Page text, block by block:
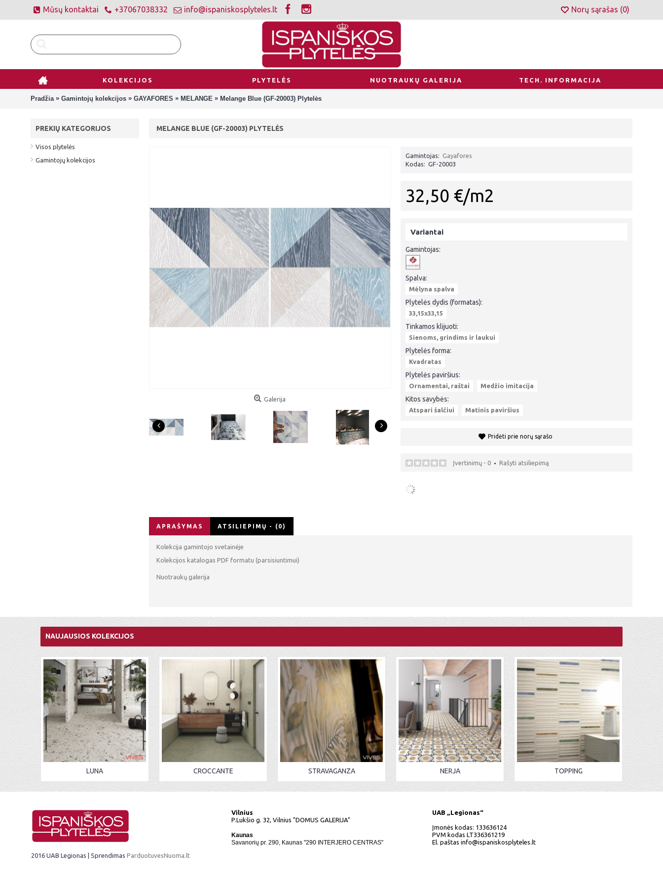
Mūsų kontaktai +37067038332 info@ispaniskosplyteles.lt Norų sąrašas (0)
KOLEKCIJOS PLYTELĖS NUOTRAUKŲ GALERIJA TECH. INFORMACIJA
Pradžia » Gamintojų kolekcijos » GAYAFORES » MELANGE » Melange Blue (GF-20003) Plytelės
PREKIŲ KATEGORIJOS
Visos plytelės
Gamintojų kolekcijos
MELANGE BLUE (GF-20003) PLYTELĖS
Galerija
Gamintojas: Gayafores
Kodas: GF-20003
32,50 €/m2
Variantai
Gamintojas:
Spalva:
Mėlyna spalva
Plytelės dydis (formatas):
33,15x33,15
Tinkamos klijuoti:
Sienoms, grindims ir laukui
Plytelės forma:
Kvadratas
Plytelės paviršius:
Ornamentai, raštai Medžio imitacija
Kitos savybės:
Atspari šalčiui Matinis paviršius
Pridėti prie norų sąrašo
Įvertinimų - 0 • Rašyti atsiliepimą
APRAŠYMAS ATSILIEPIMŲ - (0)
Kolekcija gamintojo svetainėje
Kolekcijos katalogas PDF formatu (parsisiuntimui)
Nuotraukų galerija
NAUJAUSIOS KOLEKCIJOS
LUNA CROCCANTE STRAVAGANZA NERJA TOPPING
2016 UAB Legionas | Sprendimas ParduotuvesNuoma.lt
Vilnius
P.Lukšio g. 32, Vilnius "DOMUS GALERIJA"
Kaunas
Savanorių pr. 290, Kaunas "290 INTERJERO CENTRAS"
UAB „Legionas“
Įmonės kodas: 133636124
PVM kodas LT336361219
El. paštas info@ispaniskosplyteles.lt